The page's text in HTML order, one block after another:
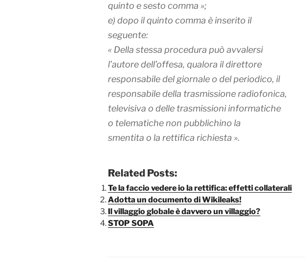
quinto e sesto comma »;
e) dopo il quinto comma è inserito il
seguente:
« Della stessa procedura può avvalersi
l’autore dell’offesa, qualora il direttore
responsabile del giornale o del periodico, il
responsabile della trasmissione radiofonica,
televisiva o delle trasmissioni informatiche
o telematiche non pubblichino la
smentita o la rettifica richiesta ».
Related Posts:
Te la faccio vedere io la rettifica: effetti collaterali
Adotta un documento di Wikileaks!
Il villaggio globale è davvero un villaggio?
STOP SOPA